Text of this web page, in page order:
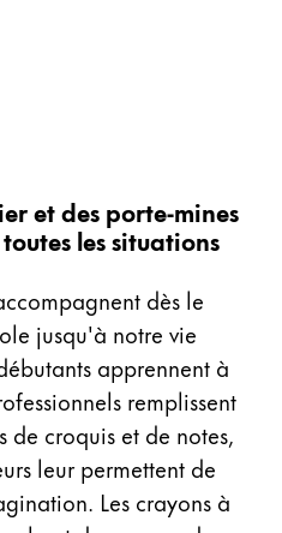
rechange
et des porte-mines
les situations
dès le
jusqu'à notre vie
apprennent à
remplissent
de croquis et de notes,
leur permettent de
Les crayons à